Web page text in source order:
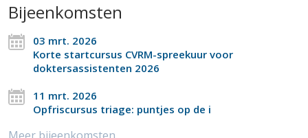
Bijeenkomsten
03 mrt. 2026
Korte startcursus CVRM-spreekuur voor
doktersassistenten 2026
11 mrt. 2026
Opfriscursus triage: puntjes op de i